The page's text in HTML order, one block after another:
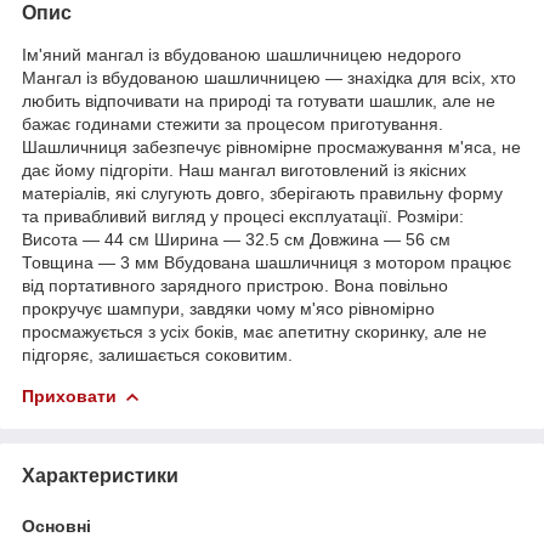
Опис
Ім'яний мангал із вбудованою шашличницею недорого
Мангал із вбудованою шашличницею — знахідка для всіх, хто
любить відпочивати на природі та готувати шашлик, але не
бажає годинами стежити за процесом приготування.
Шашличниця забезпечує рівномірне просмажування м'яса, не
дає йому підгоріти. Наш мангал виготовлений із якісних
матеріалів, які слугують довго, зберігають правильну форму
та привабливий вигляд у процесі експлуатації. Розміри:
Висота — 44 см Ширина — 32.5 см Довжина — 56 см
Товщина — 3 мм Вбудована шашличниця з мотором працює
від портативного зарядного пристрою. Вона повільно
прокручує шампури, завдяки чому м'ясо рівномірно
просмажується з усіх боків, має апетитну скоринку, але не
підгоряє, залишається соковитим.
Приховати
Характеристики
Основні